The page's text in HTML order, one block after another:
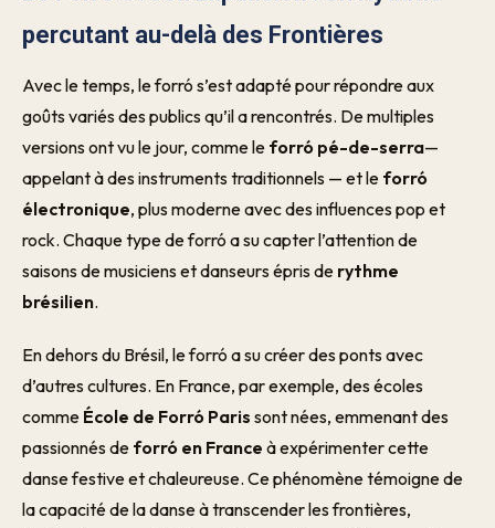
percutant au-delà des Frontières
Avec le temps, le forró s’est adapté pour répondre aux
goûts variés des publics qu’il a rencontrés. De multiples
versions ont vu le jour, comme le forró pé-de-serra—
appelant à des instruments traditionnels — et le forró
électronique, plus moderne avec des influences pop et
rock. Chaque type de forró a su capter l’attention de
saisons de musiciens et danseurs épris de rythme
brésilien.
En dehors du Brésil, le forró a su créer des ponts avec
d’autres cultures. En France, par exemple, des écoles
comme École de Forró Paris sont nées, emmenant des
passionnés de forró en France à expérimenter cette
danse festive et chaleureuse. Ce phénomène témoigne de
la capacité de la danse à transcender les frontières,